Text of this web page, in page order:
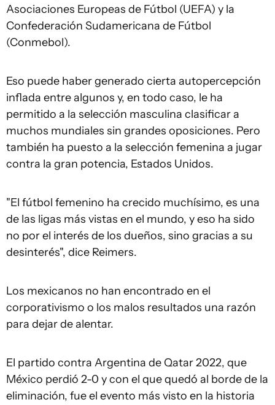
Asociaciones Europeas de Fútbol (UEFA) y la
Confederación Sudamericana de Fútbol
(Conmebol).
Eso puede haber generado cierta autopercepción
inflada entre algunos y, en todo caso, le ha
permitido a la selección masculina clasificar a
muchos mundiales sin grandes oposiciones. Pero
también ha puesto a la selección femenina a jugar
contra la gran potencia, Estados Unidos.
"El fútbol femenino ha crecido muchísimo, es una
de las ligas más vistas en el mundo, y eso ha sido
no por el interés de los dueños, sino gracias a su
desinterés", dice Reimers.
Los mexicanos no han encontrado en el
corporativismo o los malos resultados una razón
para dejar de alentar.
El partido contra Argentina de Qatar 2022, que
México perdió 2-0 y con el que quedó al borde de la
eliminación, fue el evento más visto en la historia